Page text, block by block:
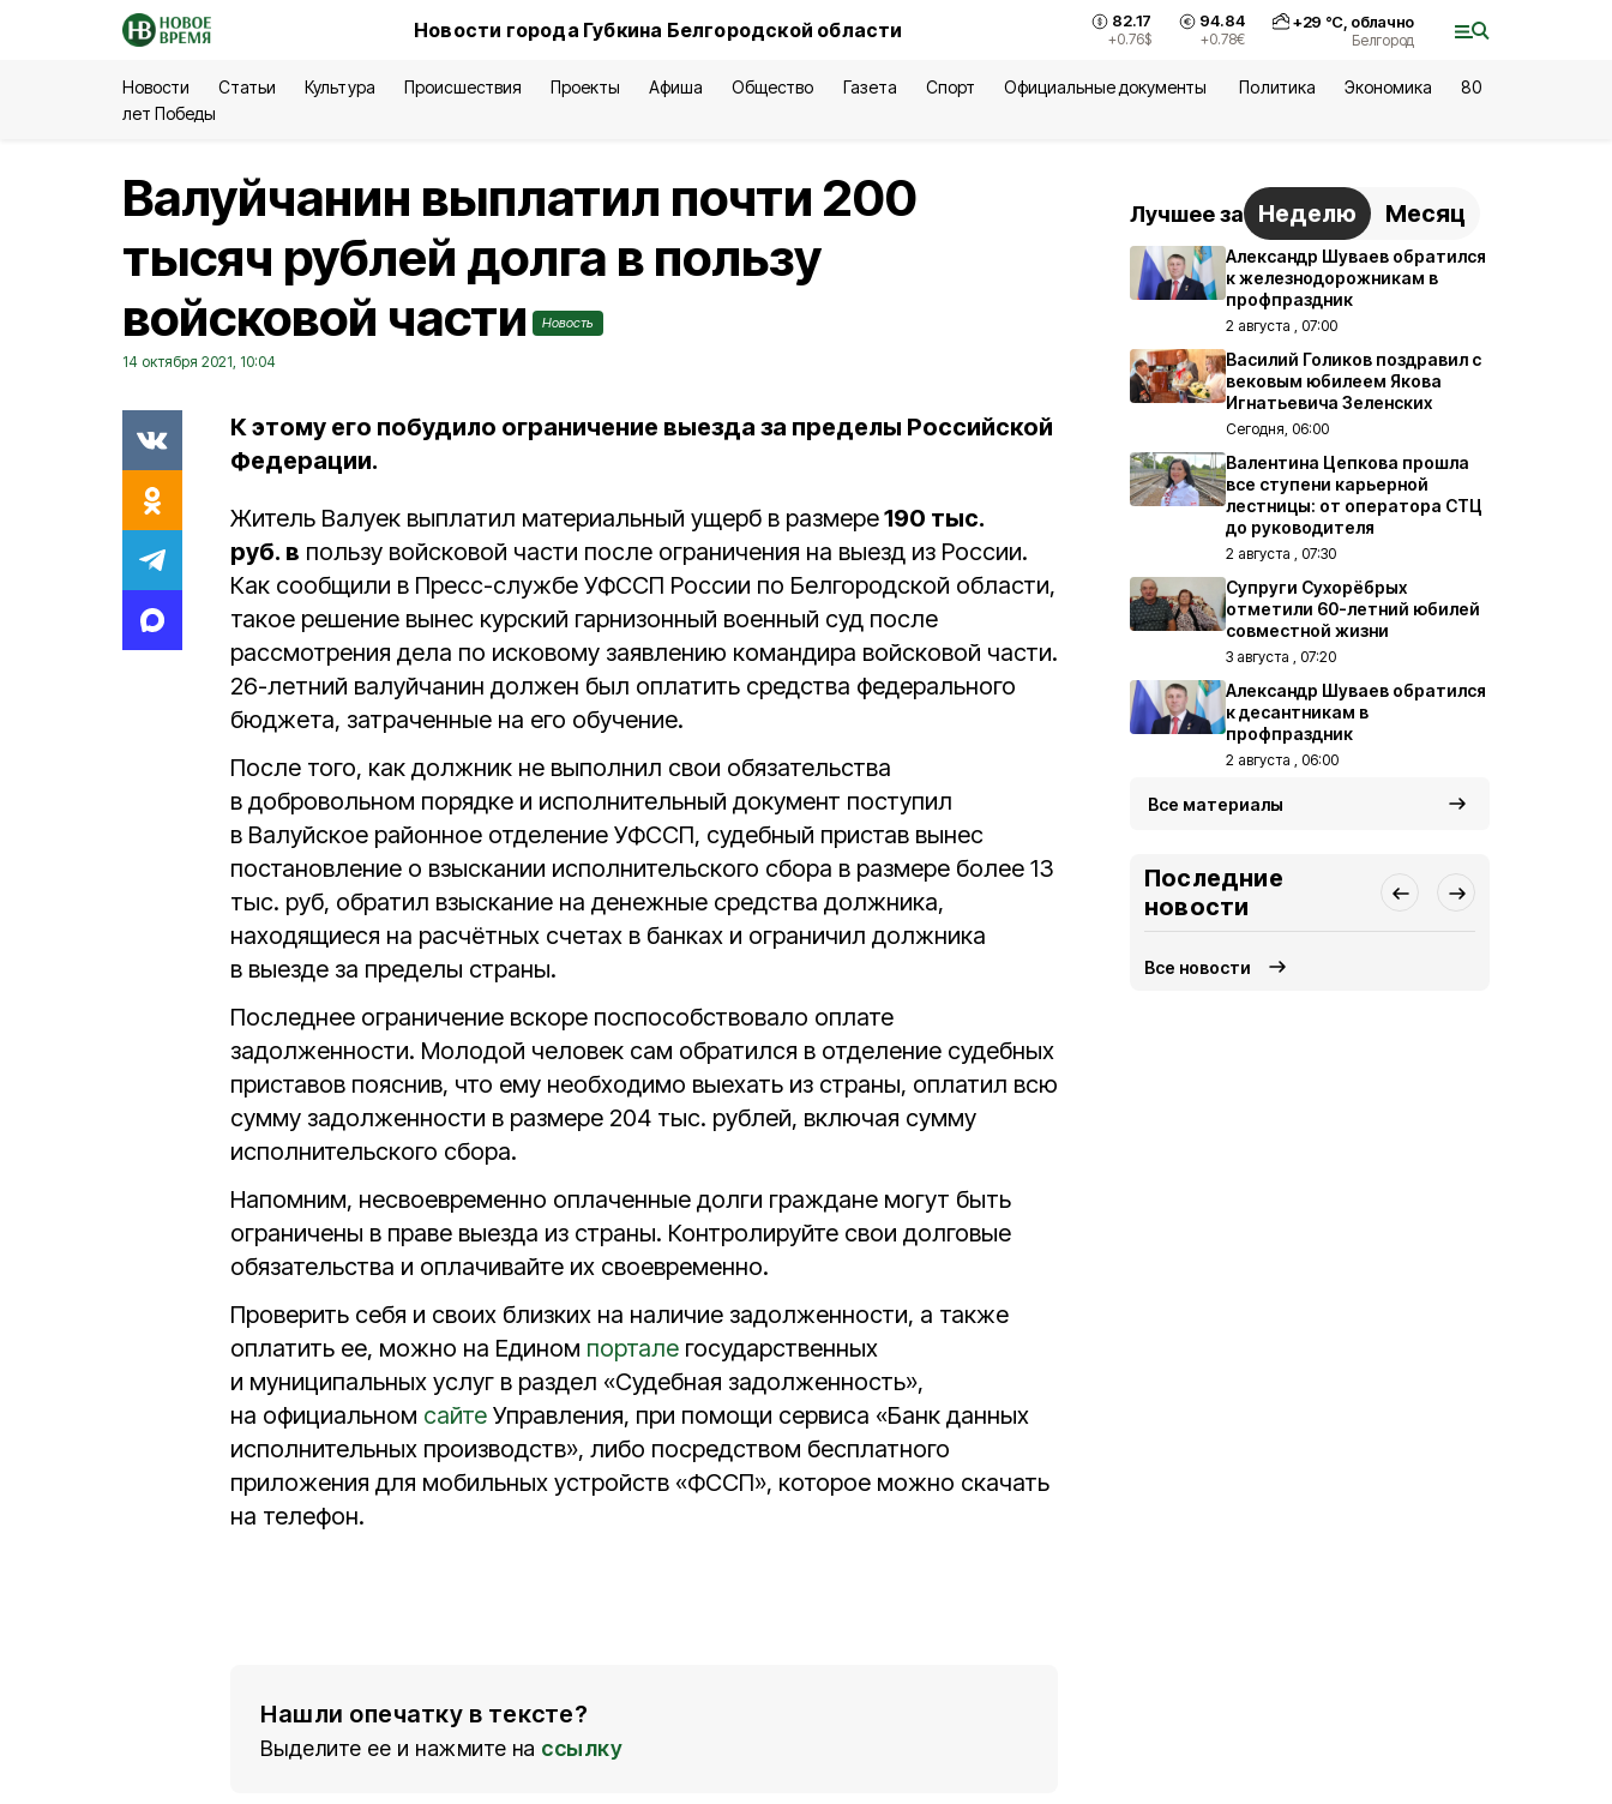
Новости города Губкина Белгородской области 82.17
+0.76$
94.84
+0.78€
+29 °С, облачно
Белгород
Новости Статьи Культура Происшествия Проекты Афиша Общество Газета Спорт Официальные документы Политика Экономика
80
лет Победы
Валуйчанин выплатил почти 200
тысяч рублей долга в пользу
войсковой части
Новость
14 октября 2021, 10:04
К этому его побудило ограничение выезда за пределы Российской
Федерации.
Житель Валуек выплатил материальный ущерб в размере190 тыс.
руб. в пользу войсковой части после ограничения на выезд из России.
Как сообщили в Пресс-службе УФССП России по Белгородской области,
такое решение вынес курский гарнизонный военный суд после
рассмотрения дела по исковому заявлению командира войсковой части.
26-летний валуйчанин должен был оплатить средства федерального
бюджета, затраченные на его обучение.
После того, как должник не выполнил свои обязательства
в добровольном порядке и исполнительный документ поступил
в Валуйское районное отделение УФССП, судебный пристав вынес
постановление о взыскании исполнительского сбора в размере более 13
тыс. руб, обратил взыскание на денежные средства должника,
находящиеся на расчётных счетах в банках и ограничил должника
в выезде за пределы страны.
Последнее ограничение вскоре поспособствовало оплате
задолженности. Молодой человек сам обратился в отделение судебных
приставов пояснив, что ему необходимо выехать из страны, оплатил всю
сумму задолженности в размере 204 тыс. рублей, включая сумму
исполнительского сбора.
Напомним, несвоевременно оплаченные долги граждане могут быть
ограничены в праве выезда из страны. Контролируйте свои долговые
обязательства и оплачивайте их своевременно.
Проверить себя и своих близких на наличие задолженности, а также
оплатить ее, можно на Едином портале государственных
и муниципальных услуг в раздел «Судебная задолженность»,
на официальном сайте Управления, при помощи сервиса «Банк данных
исполнительных производств», либо посредством бесплатного
приложения для мобильных устройств «ФССП», которое можно скачать
на телефон.
Нашли опечатку в тексте?
Выделите ее и нажмите на ссылку
Лучшее за Неделю Месяц
Александр Шуваев обратился
к железнодорожникам в
профпраздник
2 августа , 07:00
Василий Голиков поздравил с
вековым юбилеем Якова
Игнатьевича Зеленских
Сегодня, 06:00
Валентина Цепкова прошла
все ступени карьерной
лестницы: от оператора СТЦ
до руководителя
2 августа , 07:30
Супруги Сухорёбрых
отметили 60-летний юбилей
совместной жизни
3 августа , 07:20
Александр Шуваев обратился
к десантникам в
профпраздник
2 августа , 06:00
Все материалы
Последние
новости
Все новости